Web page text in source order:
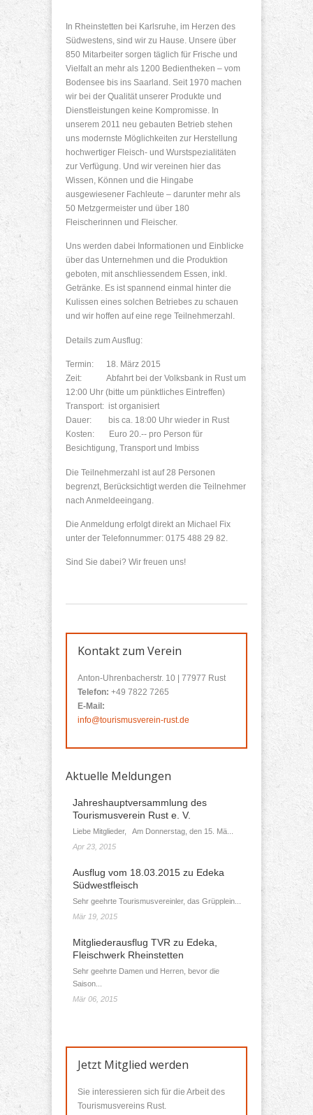
In Rheinstetten bei Karlsruhe, im Herzen des
Südwestens, sind wir zu Hause. Unsere über
850 Mitarbeiter sorgen täglich für Frische und
Vielfalt an mehr als 1200 Bedientheken – vom
Bodensee bis ins Saarland. Seit 1970 machen
wir bei der Qualität unserer Produkte und
Dienstleistungen keine Kompromisse. In
unserem 2011 neu gebauten Betrieb stehen
uns modernste Möglichkeiten zur Herstellung
hochwertiger Fleisch- und Wurstspezialitäten
zur Verfügung. Und wir vereinen hier das
Wissen, Können und die Hingabe
ausgewiesener Fachleute – darunter mehr als
50 Metzgermeister und über 180
Fleischerinnen und Fleischer.
Uns werden dabei Informationen und Einblicke
über das Unternehmen und die Produktion
geboten, mit anschliessendem Essen, inkl.
Getränke. Es ist spannend einmal hinter die
Kulissen eines solchen Betriebes zu schauen
und wir hoffen auf eine rege Teilnehmerzahl.
Details zum Ausflug:
Termin: 18. März 2015
Zeit: Abfahrt bei der Volksbank in Rust um
12:00 Uhr (bitte um pünktliches Eintreffen)
Transport: ist organisiert
Dauer: bis ca. 18:00 Uhr wieder in Rust
Kosten: Euro 20.-- pro Person für
Besichtigung, Transport und Imbiss
Die Teilnehmerzahl ist auf 28 Personen
begrenzt, Berücksichtigt werden die Teilnehmer
nach Anmeldeeingang.
Die Anmeldung erfolgt direkt an Michael Fix
unter der Telefonnummer: 0175 488 29 82.
Sind Sie dabei? Wir freuen uns!
Kontakt zum Verein
Anton-Uhrenbacherstr. 10 | 77977 Rust
Telefon: +49 7822 7265
E-Mail:
info@tourismusverein-rust.de
Aktuelle Meldungen
Jahreshauptversammlung des
Tourismusverein Rust e. V.
Liebe Mitglieder, Am Donnerstag, den 15. Mä...
Apr 23, 2015
Ausflug vom 18.03.2015 zu Edeka
Südwestfleisch
Sehr geehrte Tourismusvereinler, das Grüpplein...
Mär 19, 2015
Mitgliederausflug TVR zu Edeka,
Fleischwerk Rheinstetten
Sehr geehrte Damen und Herren, bevor die
Saison...
Mär 06, 2015
Jetzt Mitglied werden
Sie interessieren sich für die Arbeit des
Tourismusvereins Rust.